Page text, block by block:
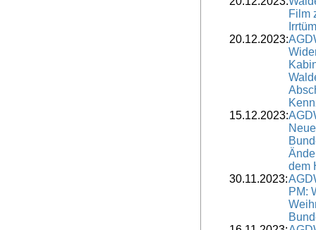
Film
20.12.2023:
15.12.2023:
dem
30.11.2023:
PM: